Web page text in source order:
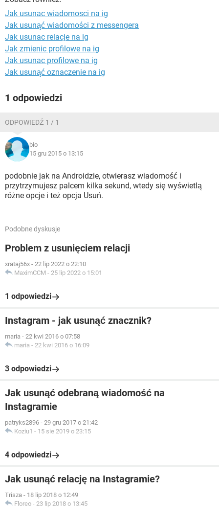
WINDOWS 10
Jak usunac wiadomosci na ig
Jak usunąć wiadomości z messengera
Jak usunac relacje na ig
Jak zmienic profilowe na ig
Jak usunac profilowe na ig
Jak usunąć oznaczenie na ig
1 odpowiedzi
ODPOWIEDŹ 1 / 1
bio
15 gru 2015 o 13:15
podobnie jak na Androidzie, otwierasz wiadomość i
przytrzymujesz palcem kilka sekund, wtedy się wyświetlą
różne opcje i też opcja Usuń.
Podobne dyskusje
Problem z usunięciem relacji
xrataj56x - 22 lip 2022 o 22:10
MaximCCM - 25 lip 2022 o 15:01
1 odpowiedzi
Instagram - jak usunąć znacznik?
maria - 22 kwi 2016 o 07:58
maria - 22 kwi 2016 o 16:09
3 odpowiedzi
Jak usunąć odebraną wiadomość na
Instagramie
patryks2896 - 29 gru 2017 o 21:42
Koziu1 - 15 sie 2019 o 23:15
4 odpowiedzi
Jak usunąć relację na Instagramie?
Trisza - 18 lip 2018 o 12:49
Floreo - 23 lip 2018 o 13:45